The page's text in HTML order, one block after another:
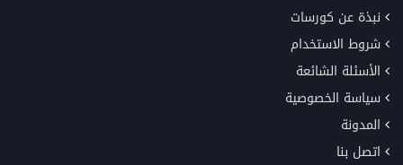
نبذة عن كورسات
شروط الاستخدام
الأسئلة الشائعة
سياسة الخصوصية
المدونة
اتصل بنا